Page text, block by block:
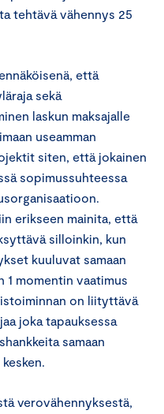
tehtävä vähennys 25
että
sekä
laskun maksajalle
useamman
siten, että jokainen
sopimussuhteessa
erikseen mainita, että
silloinkin, kun
kuuluvat samaan
1 momentin vaatimus
on liityttävä
joka tapauksessa
samaan
verovähennyksestä,